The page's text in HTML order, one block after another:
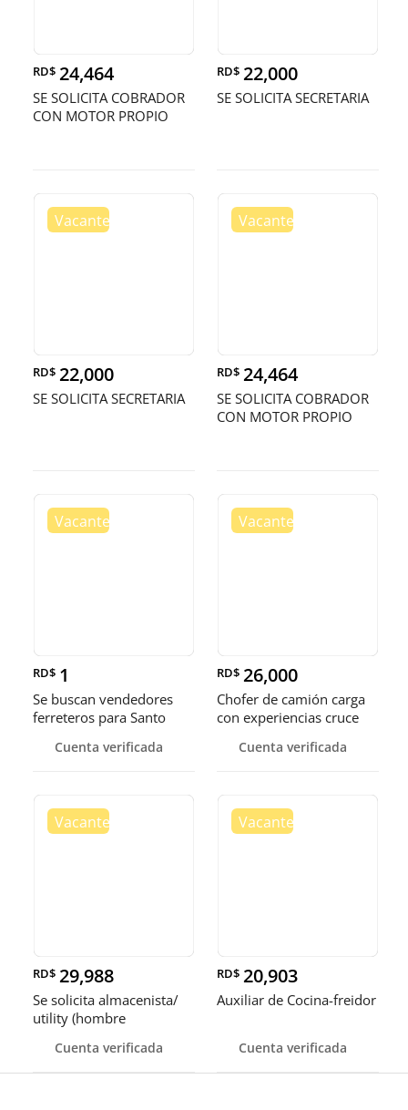
RD$ 24,464
SE SOLICITA COBRADOR
CON MOTOR PROPIO
RD$ 22,000
SE SOLICITA SECRETARIA
RD$ 22,000
SE SOLICITA SECRETARIA
RD$ 24,464
SE SOLICITA COBRADOR
CON MOTOR PROPIO
RD$ 1
Se buscan vendedores
ferreteros para Santo
Cuenta verificada
RD$ 26,000
Chofer de camión carga
con experiencias cruce
Cuenta verificada
RD$ 29,988
Se solicita almacenista/
utility (hombre
Cuenta verificada
RD$ 20,903
Auxiliar de Cocina-freidor
Cuenta verificada